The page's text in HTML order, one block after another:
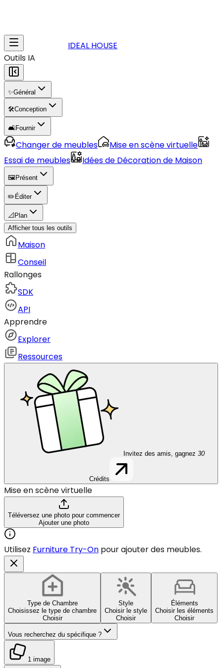
IDEAL HOUSE
Outils IA
✨Général
🛠️Conception
🛋️Fournir
Changer de meubles
Mise en scène virtuelle
Essai de meubles
Idées de Décoration de Maison
🖼️ Présent
✏️ Éditer
📐 Plan
Afficher tous les outils
Maison
Conseil
Rallonges
SDK
API
Apprendre
Explorer
Ressources
Invitez des amis, gagnez 30
Crédits
Mise en scène virtuelle
Téléversez une photo pour commencer
Ajouter une photo
Utilisez Furniture Try-On pour ajouter des meubles.
Type de Chambre
Choisissez le type de chambre
Choisir
Style
Choisir le style
Choisir
Éléments
Choisir les éléments
Choisir
Vous recherchez du spécifique ?
1 image